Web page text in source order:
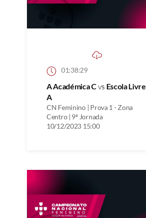
01:38:29
A Académica Cvs Escola Livre
A
CN Feminino | Prova 1 - Zona
Centro | 9ª Jornada
10/12/2023 15:00